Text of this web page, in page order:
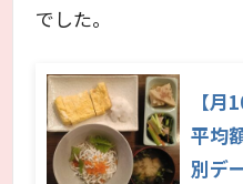
でした。
【
平均
別デ